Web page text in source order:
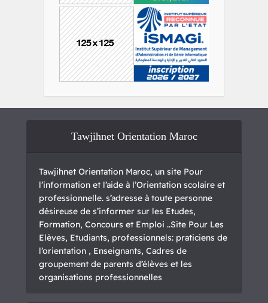
Tawjihnet Orientation Maroc
Tawjihnet Orientation Maroc, un site Pour
l’information et l’aide à l’Orientation scolaire et
professionnelle. s’adresse à toute personne
désireuse de s’informer sur les Etudes,
Formation, Concours et Emploi ..Site Pour Les
Elèves, Etudiants, professionnels: praticiens de
l’orientation , Enseignants, Cadres de
groupement de parents d’élèves et les
organisations professionnelles